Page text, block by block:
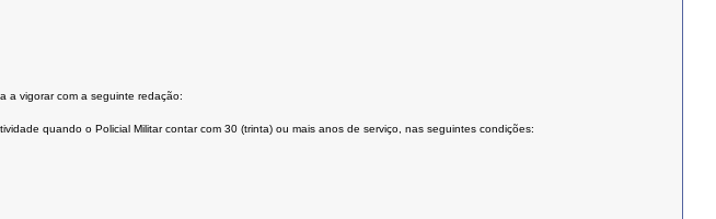
a vigorar com a seguinte redação:
quando o Policial Militar contar com 30 (trinta) ou mais anos de serviço, nas seguintes condições: